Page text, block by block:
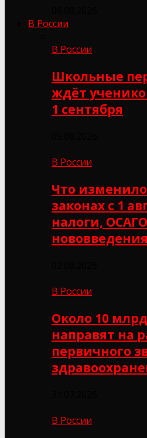
В России
В России
Школьные
ждёт
1 сентября
В России
Что
законах с 1
налоги,
нововведения
В России
Около 10
направят на
первичного
В России